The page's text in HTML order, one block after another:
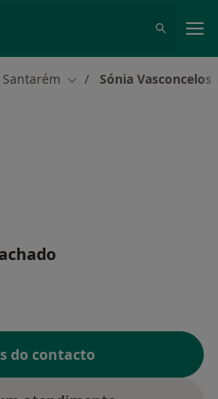
Santarém Mudar de cidade
Sónia Vasconcelos
do contacto